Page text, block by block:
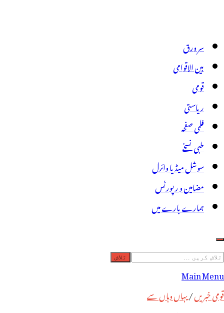
سر ورق
بین الاقوامی
قومی
ریاستی
فلمی صفحہ
طبی نسخے
سوشل میڈیا وائرل
مضامین و رپورٹس
ہمارے بارے میں
تلاش
کریں
برائے:
Main Menu
قومی خبریں/یہاں وہاں سے